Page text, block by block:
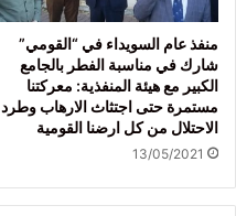
منفذ عام السويداء في “القومي”
شارك في مناسبة الفطر بالجامع
الكبير مع هيئة المنفذية: معركتنا
مستمرة حتى اجتثاث الارهاب وطرد
الاحتلال من كل ارضنا القومية
13/05/2021